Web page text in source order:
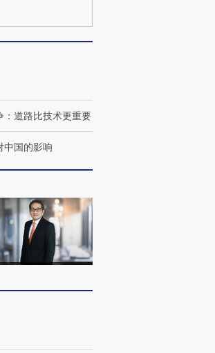
集出访美英 索
活方式·第三对
住三大增长引擎是什么？
：道路比技术更重要
中国的影响